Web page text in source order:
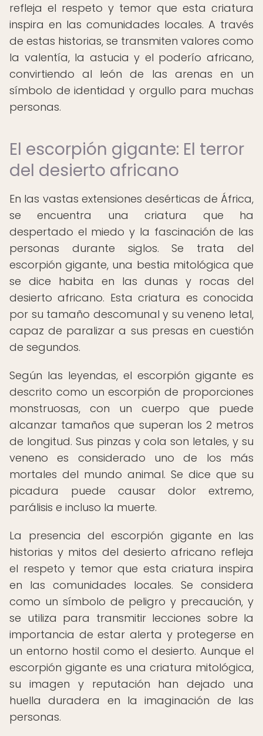
refleja el respeto y temor que esta criatura
inspira en las comunidades locales. A través
de estas historias, se transmiten valores como
la valentía, la astucia y el poderío africano,
convirtiendo al león de las arenas en un
símbolo de identidad y orgullo para muchas
personas.
El escorpión gigante: El terror
del desierto africano
En las vastas extensiones desérticas de África,
se encuentra una criatura que ha
despertado el miedo y la fascinación de las
personas durante siglos. Se trata del
escorpión gigante, una bestia mitológica que
se dice habita en las dunas y rocas del
desierto africano. Esta criatura es conocida
por su tamaño descomunal y su veneno letal,
capaz de paralizar a sus presas en cuestión
de segundos.
Según las leyendas, el escorpión gigante es
descrito como un escorpión de proporciones
monstruosas, con un cuerpo que puede
alcanzar tamaños que superan los 2 metros
de longitud. Sus pinzas y cola son letales, y su
veneno es considerado uno de los más
mortales del mundo animal. Se dice que su
picadura puede causar dolor extremo,
parálisis e incluso la muerte.
La presencia del escorpión gigante en las
historias y mitos del desierto africano refleja
el respeto y temor que esta criatura inspira
en las comunidades locales. Se considera
como un símbolo de peligro y precaución, y
se utiliza para transmitir lecciones sobre la
importancia de estar alerta y protegerse en
un entorno hostil como el desierto. Aunque el
escorpión gigante es una criatura mitológica,
su imagen y reputación han dejado una
huella duradera en la imaginación de las
personas.